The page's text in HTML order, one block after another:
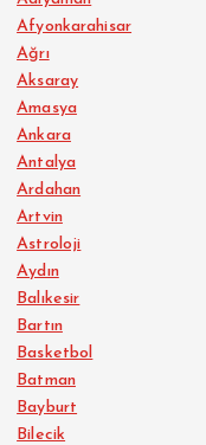
Afyonkarahisar
Ağrı
Aksaray
Amasya
Ankara
Antalya
Ardahan
Artvin
Astroloji
Aydın
Balıkesir
Bartın
Basketbol
Batman
Bayburt
Bilecik